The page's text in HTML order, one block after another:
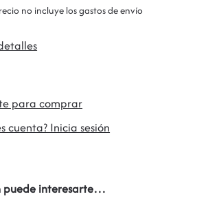
no incluye los gastos de envío
para comprar
cuenta? Inicia sesión
puede interesarte…